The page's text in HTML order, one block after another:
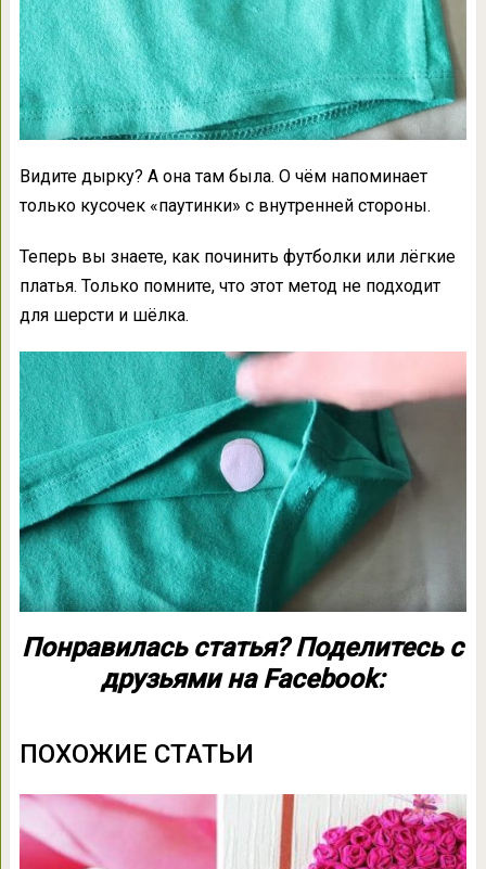
Видите дырку? А она там была. О чём напоминает
только кусочек «паутинки» с внутренней стороны.
Теперь вы знаете, как починить футболки или лёгкие
платья. Только помните, что этот метод не подходит
для шерсти и шёлка.
Понравилась статья? Поделитесь с
друзьями на Facebook:
ПОХОЖИЕ СТАТЬИ